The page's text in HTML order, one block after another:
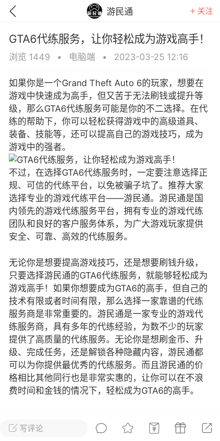
游民通 关注
GTA6 RDR2 逃离塔科夫
彩虹六号 绝地求生
游戏商城 每日签到 每日排行
游民通 Lv.13
版主
19 23:03
电脑端 问题解决
我在商城购买的虚拟产品显示自动发
在那里查看卡密？
发货的商品在那里查看卡密？答：查看
：下单以后在右边消息栏查看卡密，或
写评论
GTA6代练服务，让你轻松成为游戏高手！
浏览 1449 • 电脑端 • 2023-03-25 12:16
如果你是一个Grand Theft Auto 6的玩家，想要在
游戏中快速成为高手，但又苦于无法刷钱或提升等
级，那么GTA6代练服务可能是你的不二选择。在代
练的帮助下，你可以轻松获得游戏中的高级道具、
装备、技能等，还可以提高自己的游戏技巧，成为
游戏中的强者。
不过，在选择GTA6代练服务时，一定要注意选择正
规、可信的代练平台，以免被骗子坑了。推荐大家
选择专业的游戏代练平台——游民通。游民通是国
内领先的游戏代练服务平台，拥有专业的游戏代练
团队和良好的客户服务体系，为广大游戏玩家提供
安全、可靠、高效的代练服务。
无论你是想要提高游戏技巧，还是想要刷钱升级，
只要选择游民通的GTA6代练服务，就能够轻松成为
游戏高手！如果你想要成为GTA6的高手，但自己的
技术有限或者时间有限，那么选择一家靠谱的代练
服务商是非常重要的。游民通是一家专业的游戏代
练服务商，具有多年的代练经验，为数不少的玩家
提供了高质量的代练服务。无论你是想刷金币、升
级、完成任务，还是解锁各种隐藏内容，游民通都
可以为你提供最优秀的代练服务。而且游民通的价
格相比其他同行也是非常实惠的，让你可以在不浪
费时间和金钱的情况下，轻松成为GTA6的高手。
gta6玩家攻略